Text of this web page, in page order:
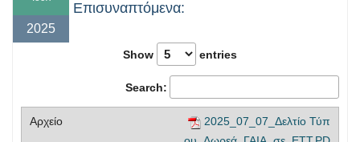
2025
Επισυναπτόμενα:
Show entries
Search:
2025_07_07_Δελτίο Τύπ